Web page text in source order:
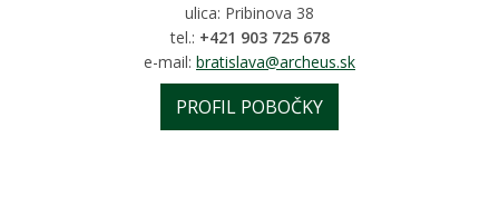
ulica: Pribinova 38
tel.: +421 903 725 678
e-mail: bratislava@archeus.sk
PROFIL POBOČKY